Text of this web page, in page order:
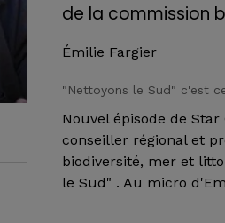
de la commission
Émilie Fargier
"Nettoyons le Sud" c'est
Nouvel épisode de
conseiller régional et
biodiversité, mer et
le Sud" . Au micro